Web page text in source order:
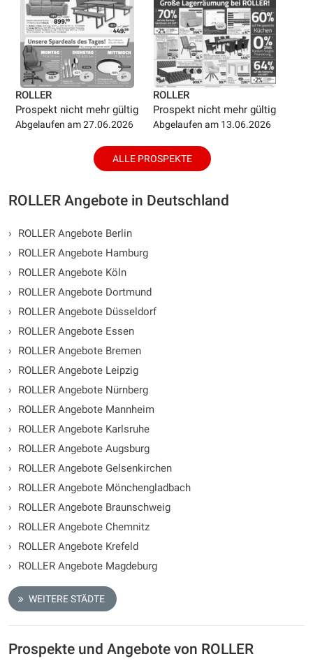
ROLLER
Prospekt nicht mehr gültig
Abgelaufen am 27.06.2026
ROLLER
Prospekt nicht mehr gültig
Abgelaufen am 13.06.2026
ALLE PROSPEKTE
ROLLER Angebote in Deutschland
›
ROLLER Angebote Berlin
›
ROLLER Angebote Hamburg
›
ROLLER Angebote Köln
›
ROLLER Angebote Dortmund
›
ROLLER Angebote Düsseldorf
›
ROLLER Angebote Essen
›
ROLLER Angebote Bremen
›
ROLLER Angebote Leipzig
›
ROLLER Angebote Nürnberg
›
ROLLER Angebote Mannheim
›
ROLLER Angebote Karlsruhe
›
ROLLER Angebote Augsburg
›
ROLLER Angebote Gelsenkirchen
›
ROLLER Angebote Mönchengladbach
›
ROLLER Angebote Braunschweig
›
ROLLER Angebote Chemnitz
›
ROLLER Angebote Krefeld
›
ROLLER Angebote Magdeburg
WEITERE STÄDTE
Prospekte und Angebote von ROLLER